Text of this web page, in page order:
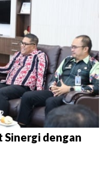
Sinergi dengan